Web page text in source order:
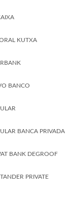
KUTXA
BANCO
BANCA PRIVADA
BANK DEGROOF
PRIVATE